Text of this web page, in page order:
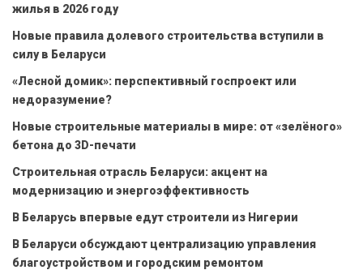
жилья в 2026 году
Новые правила долевого строительства вступили в
силу в Беларуси
«Лесной домик»: перспективный госпроект или
недоразумение?
Новые строительные материалы в мире: от «зелёного»
бетона до 3D-печати
Строительная отрасль Беларуси: акцент на
модернизацию и энергоэффективность
В Беларусь впервые едут строители из Нигерии
В Беларуси обсуждают централизацию управления
благоустройством и городским ремонтом